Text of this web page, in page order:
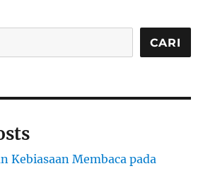
Inovasi
Aksesibilitas
CARI
Kebiasaan Membaca pada